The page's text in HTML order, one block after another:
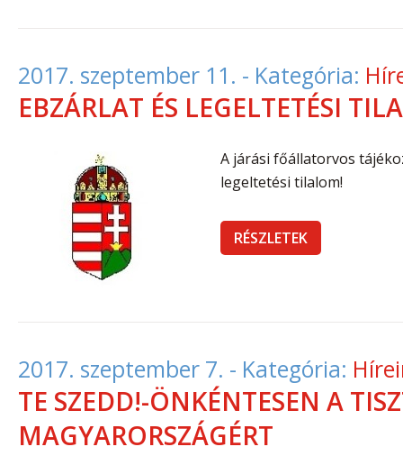
2017. szeptember 11. - Kategória:
EBZÁRLAT ÉS LEGELTETÉSI
A járási főállatorvos
legeltetési tilalom!
RÉSZLETEK
2017. szeptember 7. - Kategória:
TE SZEDD!-ÖNKÉNTESEN A
MAGYARORSZÁGÉRT